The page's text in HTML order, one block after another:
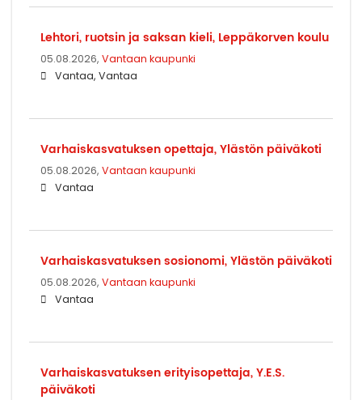
Lehtori, ruotsin ja saksan kieli, Leppäkorven koulu
05.08.2026, Vantaan kaupunki
Vantaa, Vantaa
Varhaiskasvatuksen opettaja, Ylästön päiväkoti
05.08.2026, Vantaan kaupunki
Vantaa
Varhaiskasvatuksen sosionomi, Ylästön päiväkoti
05.08.2026, Vantaan kaupunki
Vantaa
Varhaiskasvatuksen erityisopettaja, Y.E.S.
päiväkoti